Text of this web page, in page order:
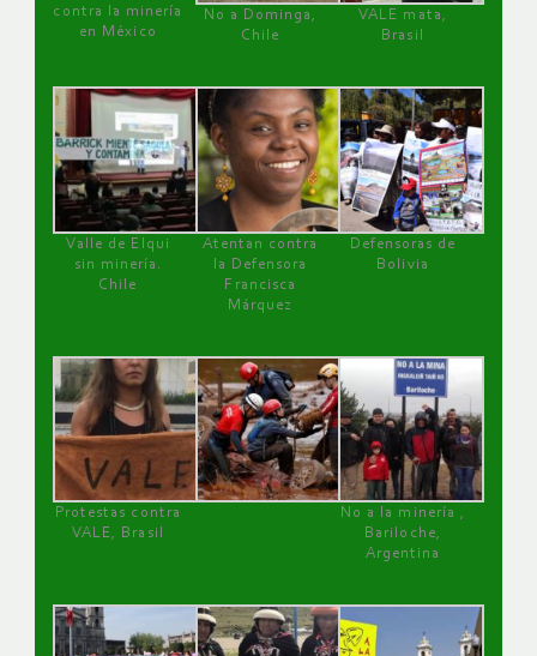
contra la minería
en México
No a Dominga,
Chile
VALE mata,
Brasil
Valle de Elqui
sin minería.
Chile
Atentan contra
la Defensora
Francisca
Márquez
Defensoras de
Bolivia
Protestas contra
VALE, Brasil
No a la minería ,
Bariloche,
Argentina